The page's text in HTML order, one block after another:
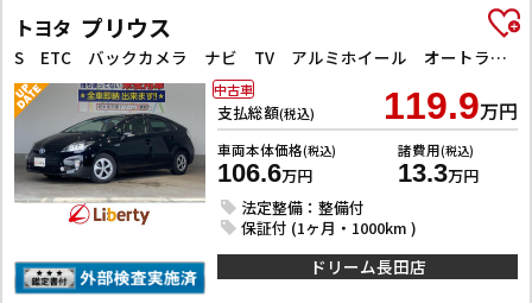
トヨタ プリウス
S ETC バックカメラ ナビ TV アルミホイール オートライト HID スマートキー 電動格納ミラー CVT 盗難防止システム 衝突安全ボディ ABS ESC CD DVD再生
支払総額(税込) 119.9万円
車両本体価格(税込)
106.6万円
諸費用(税込)
13.3万円
法定整備：整備付
保証付 (1ヶ月・1000km )
中古車
ドリーム長田店